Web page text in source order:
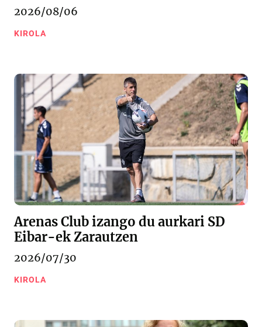
2026/08/06
KIROLA
Arenas Club izango du aurkari SD
Eibar-ek Zarautzen
2026/07/30
KIROLA